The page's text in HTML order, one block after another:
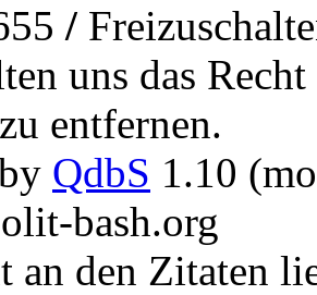
/
uns das
entfernen.
QdbS 1.10
bash.org
an den Zitaten